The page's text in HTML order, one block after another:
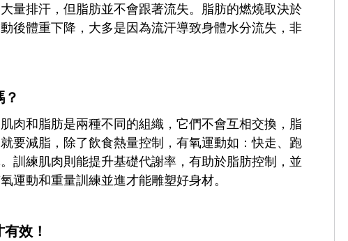
量排汗，但脂肪並不會跟著流失。脂肪的燃燒取決於
後體重下降，大多是因為流汗導致身體水分流失，非
肉和脂肪是兩種不同的組織，它們不會互相交換，脂
要減脂，除了飲食熱量控制，有氧運動如：快走、跑
訓練肌肉則能提升基礎代謝率，有助於脂肪控制，並
運動和重量訓練並進才能雕塑好身材。
效！